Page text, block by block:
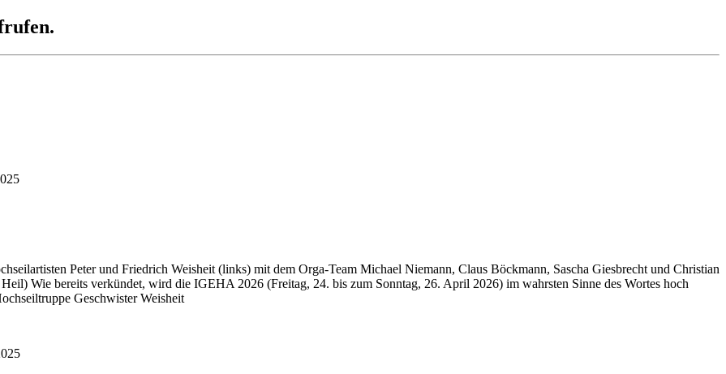
Peter und Friedrich Weisheit (links) mit dem Orga-Team Michael Niemann, Claus Böckmann, Sascha Giesbrecht und Christian
Wie bereits verkündet, wird die IGEHA 2026 (Freitag, 24. bis zum Sonntag, 26. April 2026) im wahrsten Sinne des Wortes hoch
Geschwister Weisheit